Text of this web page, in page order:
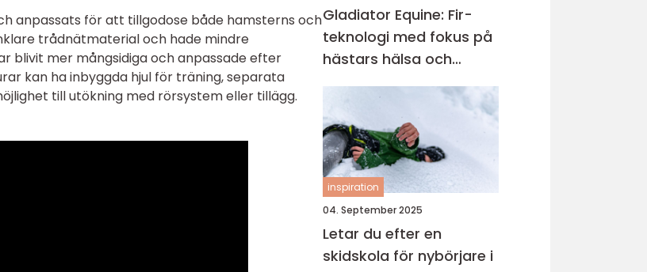
anpassats för att tillgodose både hamsterns och
trådnätmaterial och hade mindre
blivit mer mångsidiga och anpassade efter
kan ha inbyggda hjul för träning, separata
till utökning med rörsystem eller tillägg.
Gladiator Equine: Fir-
teknologi med fokus på
hästars hälsa och
välbefinnande
inspiration
04. September 2025
Letar du efter en
skidskola för nybörjare i